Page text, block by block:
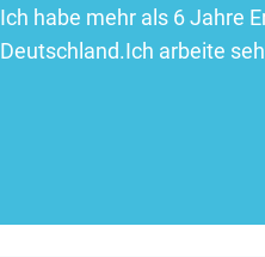
Ich habe mehr als 6 Jahre
Deutschland.Ich arbeite